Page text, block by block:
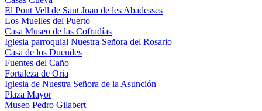
El Pont Vell de Sant Joan de les Abadesses
Los Muelles del Puerto
Casa Museo de las Cofradías
Iglesia parroquial Nuestra Señora del Rosario
Casa de los Duendes
Fuentes del Caño
Fortaleza de Oria
Iglesia de Nuestra Señora de la Asunción
Plaza Mayor
Museo Pedro Gilabert